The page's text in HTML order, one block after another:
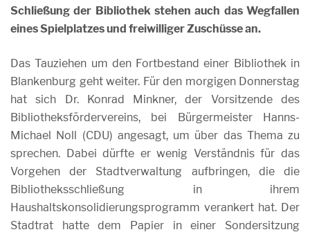
Schließung der Bibliothek stehen auch das Wegfallen
eines Spielplatzes und freiwilliger Zuschüsse an.
Das Tauziehen um den Fortbestand einer Bibliothek in
Blankenburg geht weiter. Für den morgigen Donnerstag
hat sich Dr. Konrad Minkner, der Vorsitzende des
Bibliotheksfördervereins, bei Bürgermeister Hanns-
Michael Noll (CDU) angesagt, um über das Thema zu
sprechen. Dabei dürfte er wenig Verständnis für das
Vorgehen der Stadtverwaltung aufbringen, die die
Bibliotheksschließung in ihrem
Haushaltskonsolidierungsprogramm verankert hat. Der
Stadtrat hatte dem Papier in einer Sondersitzung